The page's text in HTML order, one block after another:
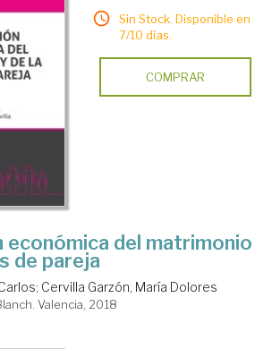
Sin Stock. Disponible en
7/10 días.
COMPRAR
económica del matrimonio
de pareja
; Cervilla Garzón, María Dolores
Valencia, 2018